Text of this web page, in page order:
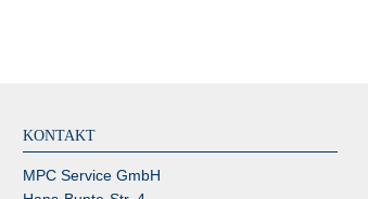
KONTAKT
MPC Service GmbH